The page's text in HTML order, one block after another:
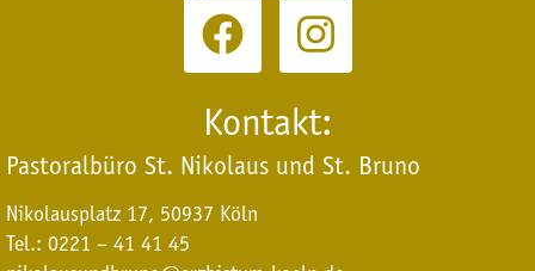
Kontakt:
Pastoralbüro St. Nikolaus und St. Bruno
Nikolausplatz 17, 50937 Köln
Tel.: 0221 – 41 41 45